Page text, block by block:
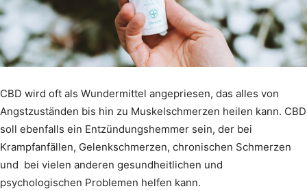
CBD wird oft als Wundermittel angepriesen, das alles von
Angstzuständen bis hin zu Muskelschmerzen heilen kann. CBD
soll ebenfalls ein Entzündungshemmer sein, der bei
Krampfanfällen, Gelenkschmerzen, chronischen Schmerzen
und bei vielen anderen gesundheitlichen und
psychologischen Problemen helfen kann.